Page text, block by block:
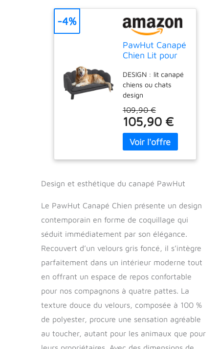
PawHut Canapé
Chien Lit pour
Velours 98L x
60l x 35H cm
Gris
DESIGN : lit canapé
chiens ou chats
design
coquillage : idéal
pour ajouter une
touche d'originalité
et de raffinement
TAILLE
canapé pour chien
grande taille dim.
: convient aussi
bien aux chiens
qu'aux chats
coussin grand
confort fourni
(garnissage mousse
haute densité)
ENTRETIEN
PRATIQUE : lit pour
109,90 €
105,90 €
-4%
Design et esthétique du canapé PawHut
Le PawHut Canapé Chien présente un design
contemporain en forme de coquillage qui
séduit immédiatement par son élégance.
Recouvert d’un velours gris foncé, il s’intègre
parfaitement dans un intérieur moderne tout
en offrant un espace de repos confortable
pour nos compagnons à quatre pattes. La
texture douce du velours, composée à 100 %
de polyester, procure une sensation agréable
au toucher, autant pour les animaux que pour